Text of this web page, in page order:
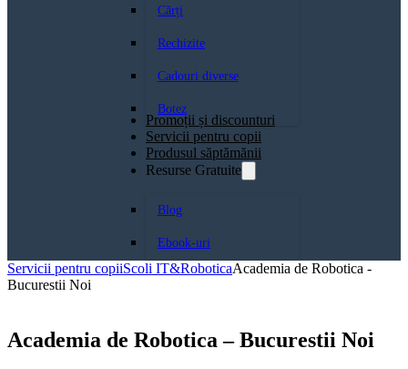
Cărți
Rechizite
Cadouri diverse
Botez
Promoții și discounturi
Servicii pentru copii
Produsul săptămănii
Resurse Gratuite
Blog
Ebook-uri
Servicii pentru copiiScoli IT&RoboticaAcademia de Robotica -
Bucurestii Noi
Academia de Robotica – Bucurestii Noi